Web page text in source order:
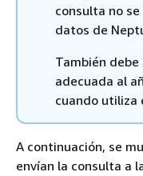
consulta no
datos de
También
adecuada al
cuando utiliza
A continuación, se
envían la consulta a